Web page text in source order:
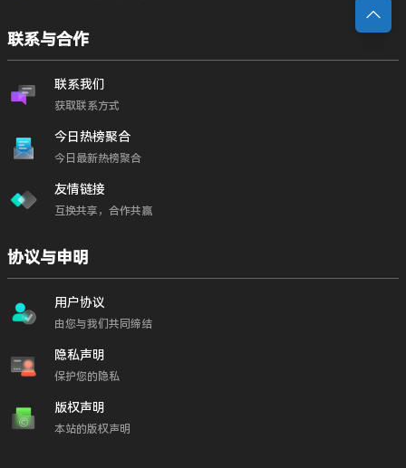
联系与合作
联系我们
获取联系方式
今日热榜聚合
今日最新热榜聚合
友情链接
互换共享，合作共赢
协议与申明
用户协议
由您与我们共同缔结
隐私声明
保护您的隐私
版权声明
本站的版权声明